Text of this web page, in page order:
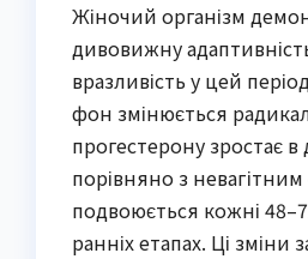
Жіночий організм
дивовижну
вразливість у цей
фон змінюється
прогестерону зростає в
порівняно з
подвоюється кожні
ранніх етапах. Ці зміни